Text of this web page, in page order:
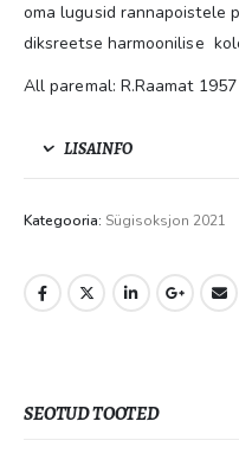
oma lugusid rannapoistele
diksreetse harmoonilise
All paremal: R.Raamat 1957
LISAINFO
Kategooria: Sügisoksjon 2021
SEOTUD TOOTED